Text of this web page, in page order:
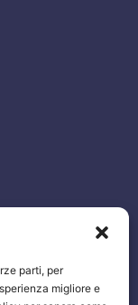
parti, per
migliore e